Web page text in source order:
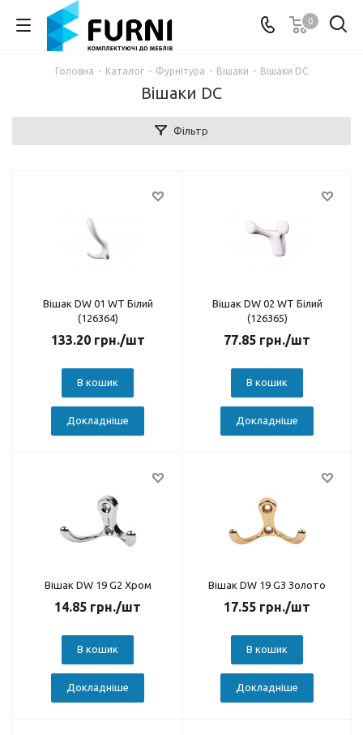
0
Головна - Каталог - Фурнітура - Вішаки - Вішаки DC
Вішаки DC
Фільтр
Вішак DW 01 WT Білий
(126364)
133.20грн./шт
В кошик
Докладніше
Вішак DW 02 WT Білий
(126365)
77.85 грн./шт
В кошик
Докладніше
Вішак DW 19 G2 Хром
14.85 грн./шт
В кошик
Докладніше
Вішак DW 19 G3 Золото
17.55 грн./шт
В кошик
Докладніше